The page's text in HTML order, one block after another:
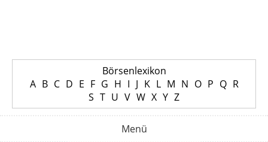
Börsenlexikon
A B C D E F G H I J K L M N O P Q R
S T U V W X Y Z
Menü